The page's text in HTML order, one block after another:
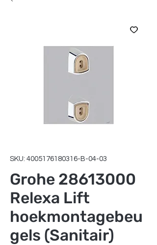
SKU: 4005176180316-B-04-03
Grohe 28613000
Relexa Lift
hoekmontagebeu
gels (Sanitair)